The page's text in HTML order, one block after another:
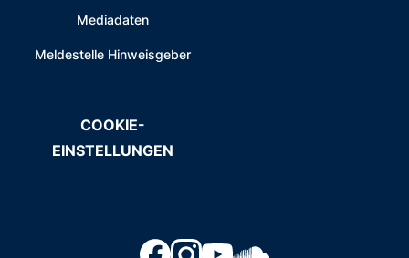
Mediadaten
Meldestelle Hinweisgeber
COOKIE-
EINSTELLUNGEN